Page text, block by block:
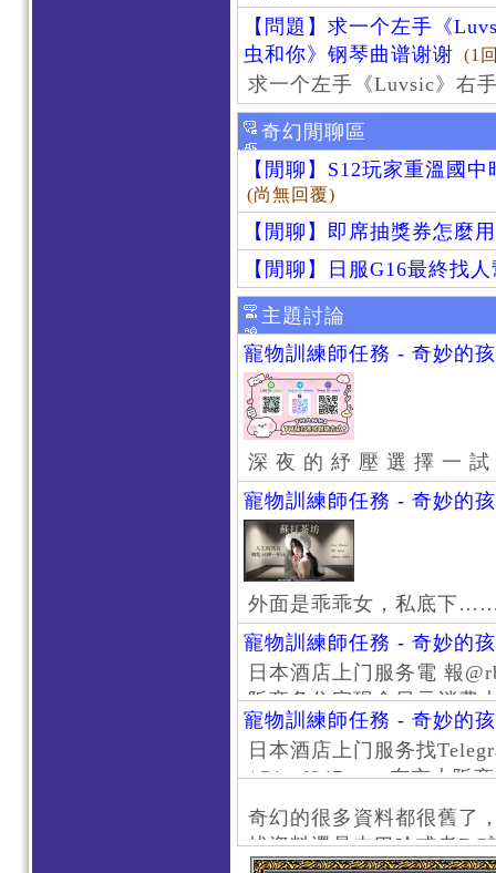
【問題】求一个左手《
虫和你》钢琴曲谱谢谢 (1
求一个左手《Luvsic》右
奇幻閒聊區
【閒聊】S12玩家重溫國
(尚無回覆)
【閒聊】即席抽獎券怎麼
【閒聊】日服G16最終找
主題討論
寵物訓練師任務 - 奇妙的
深 夜 的 紓 壓 選 擇 一
寵物訓練師任務 - 奇妙的
外面是乖乖女，私底下
寵物訓練師任務 - 奇妙的
日本酒店上门服务電 報
阪商务住宅现金日元消费
京风俗 #大阪风俗 #东京
上门服务新宿风俗 #梅田
#日本萝莉 #大阪萝莉 #日
寵物訓練師任務 - 奇妙的
日本酒店上门服务找
/@jptd847utpp 东京大阪
京旅游 #大阪旅游 #东京
东京上门服务 #大阪上门
心斋桥风俗 #日本女孩 #
奇幻的很多資料都很舊了
找資料還是去巴哈或者